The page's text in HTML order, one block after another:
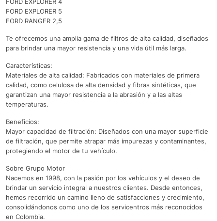
FORD EXPLORER 4
FORD EXPLORER 5
FORD RANGER 2,5
Te ofrecemos una amplia gama de filtros de alta calidad, diseñados
para brindar una mayor resistencia y una vida útil más larga.
Características:
Materiales de alta calidad: Fabricados con materiales de primera
calidad, como celulosa de alta densidad y fibras sintéticas, que
garantizan una mayor resistencia a la abrasión y a las altas
temperaturas.
Beneficios:
Mayor capacidad de filtración: Diseñados con una mayor superficie
de filtración, que permite atrapar más impurezas y contaminantes,
protegiendo el motor de tu vehículo.
Sobre Grupo Motor
Nacemos en 1998, con la pasión por los vehículos y el deseo de
brindar un servicio integral a nuestros clientes. Desde entonces,
hemos recorrido un camino lleno de satisfacciones y crecimiento,
consolidándonos como uno de los servicentros más reconocidos
en Colombia.